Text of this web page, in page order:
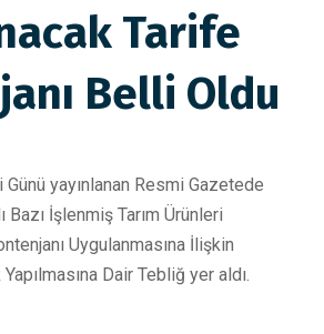
Tarife
Belli Oldu
Günü yayınlanan Resmi Gazetede
Bazı İşlenmiş Tarım Ürünleri
Uygulanmasına İlişkin
Dair Tebliğ yer aldı.